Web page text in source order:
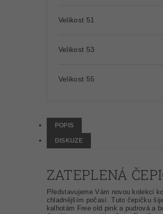
Velikost 51
Velikost 53
Velikost 55
POPIS
DISKUZE
ZATEPLENÁ
Představujeme Vám novou kolekci
chladnějším počasí. Tuto čepičku
kalhotám Free old pink a pudrová a